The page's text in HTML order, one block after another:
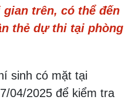
trên, có thể đến
thẻ dự thi tại phòng
sinh có mặt tại
04/2025 để kiểm tra